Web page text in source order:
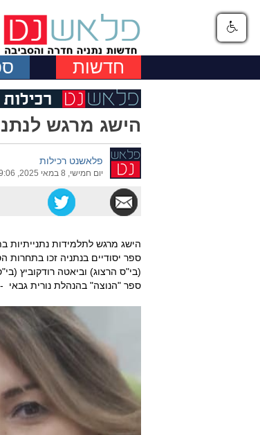
חדשות
הישג מרגש
פלאשנט רכילות
יום חמישי, 8 במאי 2025, 09:06
הישג מרגש לתלמידות
ספר יסודיים בנתניה זכו בתחרות
(בי"ס הרצוג) וביאטה רודקוביץ
ספר "הנוצה" בהנהלת נורית גבאי -